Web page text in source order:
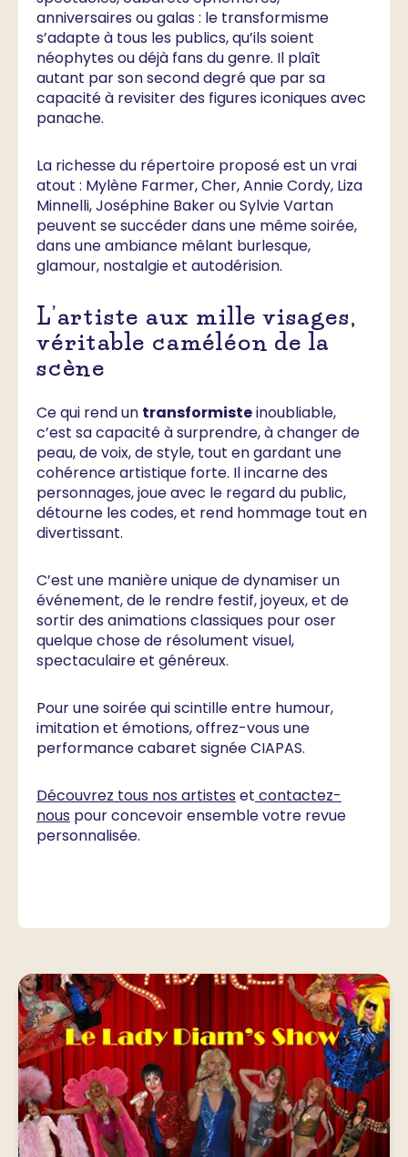
anniversaires ou galas : le transformisme
s’adapte à tous les publics, qu’ils soient
néophytes ou déjà fans du genre. Il plaît
autant par son second degré que par sa
capacité à revisiter des figures iconiques avec
panache.
La richesse du répertoire proposé est un vrai
atout : Mylène Farmer, Cher, Annie Cordy, Liza
Minnelli, Joséphine Baker ou Sylvie Vartan
peuvent se succéder dans une même soirée,
dans une ambiance mêlant burlesque,
glamour, nostalgie et autodérision.
L’artiste aux mille visages,
véritable caméléon de la
scène
Ce qui rend un transformisteinoubliable,
c’est sa capacité à surprendre, à changer de
peau, de voix, de style, tout en gardant une
cohérence artistique forte. Il incarne des
personnages, joue avec le regard du public,
détourne les codes, et rend hommage tout en
divertissant.
C’est une manière unique de dynamiser un
événement, de le rendre festif, joyeux, et de
sortir des animations classiques pour oser
quelque chose de résolument visuel,
spectaculaire et généreux.
Pour une soirée qui scintille entre humour,
imitation et émotions, offrez-vous une
performance cabaret signée CIAPAS.
Découvrez tous nos artisteset contactez-
nous pour concevoir ensemble votre revue
personnalisée.